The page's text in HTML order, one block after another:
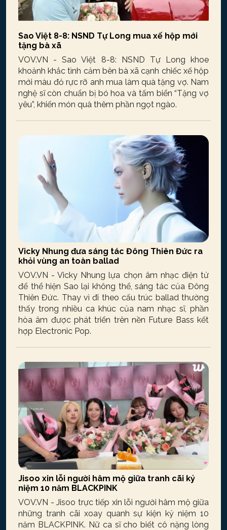
Sao Việt 8-8: NSND Tự Long mua xế hộp mới
tặng bà xã
VOV.VN - Sao Việt 8-8: NSND Tự Long khoe
khoảnh khắc tình cảm bên bà xã cạnh chiếc xế hộp
mới màu đỏ rực rỡ anh mua làm quà tặng vợ. Nam
nghệ sĩ còn chuẩn bị bó hoa và tấm biển “Tặng vợ
yêu”, khiến món quà thêm phần ngọt ngào.
Vicky Nhung đưa sáng tác Đông Thiên Đức ra
khỏi vùng an toàn ballad
VOV.VN - Vicky Nhung lựa chọn âm nhạc điện tử
để thể hiện Sao lại không thể, sáng tác của Đông
Thiên Đức. Thay vì đi theo cấu trúc ballad thường
thấy trong nhiều ca khúc của nam nhạc sĩ, phần
hòa âm được phát triển trên nền Future Bass kết
hợp Electronic Pop.
Jisoo xin lỗi người hâm mộ giữa tranh cãi kỷ
niệm 10 năm BLACKPINK
VOV.VN - Jisoo trực tiếp xin lỗi người hâm mộ giữa
những tranh cãi xoay quanh sự kiện kỷ niệm 10
năm BLACKPINK. Nữ ca sĩ cho biết cô nặng lòng